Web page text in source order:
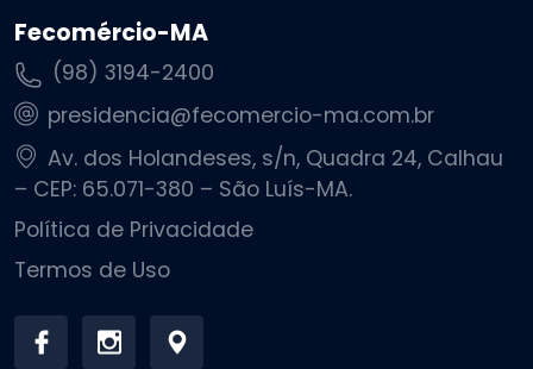
Fecomércio-MA
(98) 3194-2400
presidencia@fecomercio-ma.com.br
Av. dos Holandeses, s/n, Quadra 24, Calhau
– CEP: 65.071-380 – São Luís-MA.
Política de Privacidade
Termos de Uso